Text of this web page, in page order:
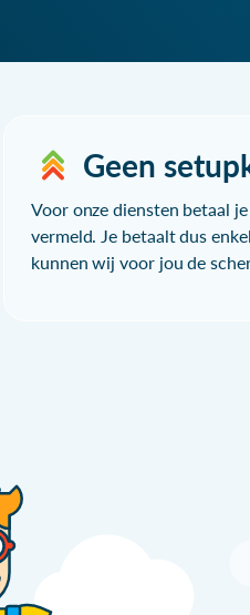
Geen
Voor onze diensten betaal
vermeld. Je betaalt dus
kunnen wij voor jou de